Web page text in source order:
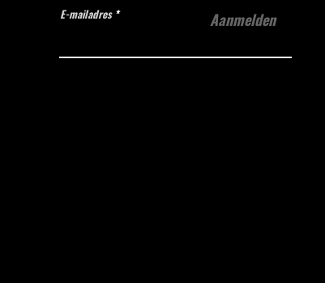
E-mailadres Aanmelden